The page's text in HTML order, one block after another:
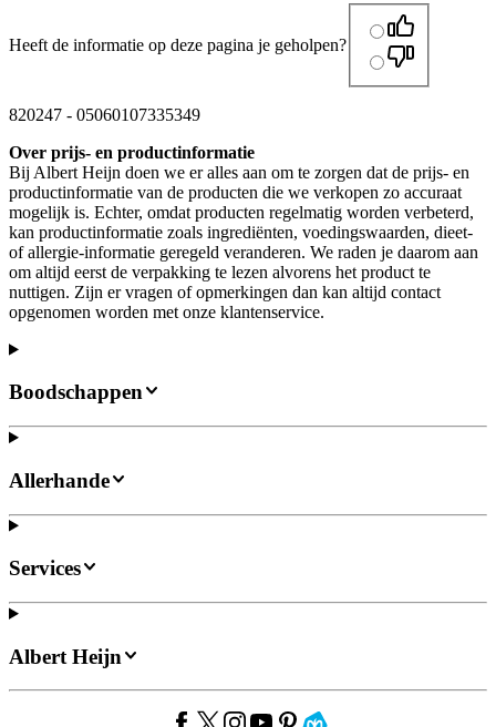
Heeft de informatie op deze pagina je geholpen?
820247 - 05060107335349
Over prijs- en productinformatie
Bij Albert Heijn doen we er alles aan om te zorgen dat de prijs- en
productinformatie van de producten die we verkopen zo accuraat
mogelijk is. Echter, omdat producten regelmatig worden verbeterd,
kan productinformatie zoals ingrediënten, voedingswaarden, dieet-
of allergie-informatie geregeld veranderen. We raden je daarom aan
om altijd eerst de verpakking te lezen alvorens het product te
nuttigen. Zijn er vragen of opmerkingen dan kan altijd contact
opgenomen worden met onze klantenservice.
Boodschappen
Allerhande
Services
Albert Heijn